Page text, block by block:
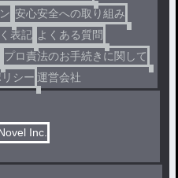
安心安全への取り組み
表記 よくある質問
プロ責法のお手続きに関して
シー 運営会社
Inc.